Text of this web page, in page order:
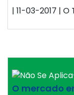
| 11-03-2017 |
O mercado